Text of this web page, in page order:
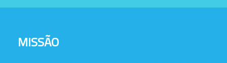
MISSÃO